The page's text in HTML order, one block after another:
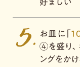
好ましい
お皿に「
④を盛り、
ングをかけ